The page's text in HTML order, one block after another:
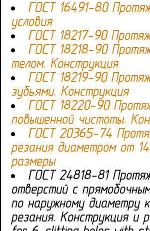
ГОСТ 16491-80
условия
ГОСТ 18217-90
ГОСТ 18218-90
телом. Конструкция
ГОСТ 18219-90
зубьями. Конструкция
ГОСТ 18220-90
повышенной чистоты.
ГОСТ 20365-74
резания диаметром от
размеры
ГОСТ 24818-81
отверстий с
по наружному диаметру
резания. Конструкция и